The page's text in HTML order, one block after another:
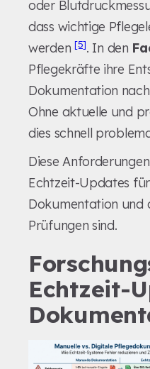
oder
dass wichtige
werden [5]. In den
Pflegekräfte ihre
Dokumentation
Ohne aktuelle und
dies schnell
Diese
Echtzeit-Updates
Dokumentation und
Prüfungen sind.
Echtzeit-